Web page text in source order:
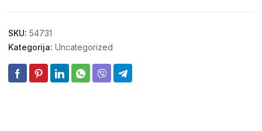
SKU: 54731
Kategorija: Uncategorized